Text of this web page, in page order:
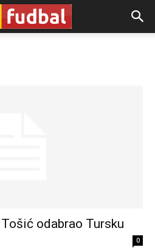
Tošić odabrao Tursku
0